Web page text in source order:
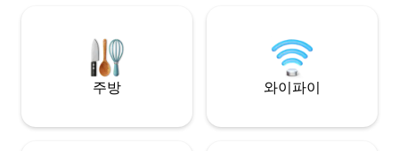
주방 와이파이